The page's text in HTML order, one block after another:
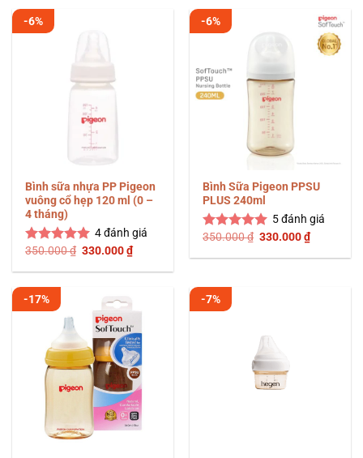
427.000
-6%
Bình sữa nhựa PP Pigeon
vuông cổ hẹp 120 ml (0 –
4 tháng)
Được xếp
4đánh giá
350.000₫ Giá
là:
330.000₫Giá
hiện
tại
-6%
Bình Sữa Pigeon PPSU
PLUS 240ml
Được xếp
5đánh giá
350.000₫ Giá
là:
330.000₫Giá
hiện
tại
-17%
-7%